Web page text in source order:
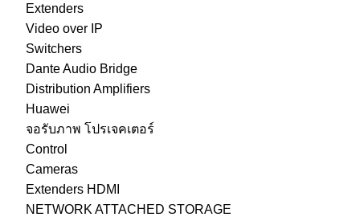
Extenders
Video over IP
Switchers
Dante Audio Bridge
Distribution Amplifiers
Huawei
จอรับภาพ โปรเจคเตอร์
Control
Cameras
Extenders HDMI
NETWORK ATTACHED STORAGE